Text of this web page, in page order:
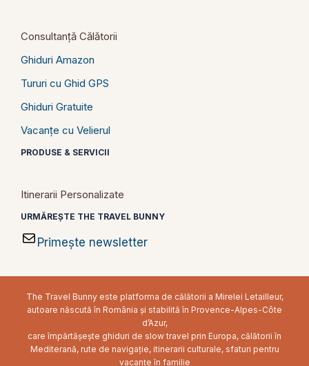
Consultanță Călătorii
Ghiduri Amazon
Tururi cu Ghid GPS
Ghiduri Gratuite
Vacanțe cu Velierul
PRODUSE & SERVICII
Itinerarii Personalizate
URMĂREȘTE THE TRAVEL BUNNY
Primește newsletter
The Travel Bunny este platforma de călătorii a Mirelei Letailleur,
autoare născută în România și stabilită în Provence-Alpes-Côte
d’Azur,
care împărtășește ghiduri de slow travel prin Europa, călătorii în
Mediterană, rute de navigație, itinerarii culturale, sfaturi pentru
vacanțe în familie